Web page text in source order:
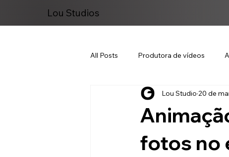
Lou Studios
All Posts Produtora de vídeos
Marketing Digital
fotos no
Lou Studio 20 de